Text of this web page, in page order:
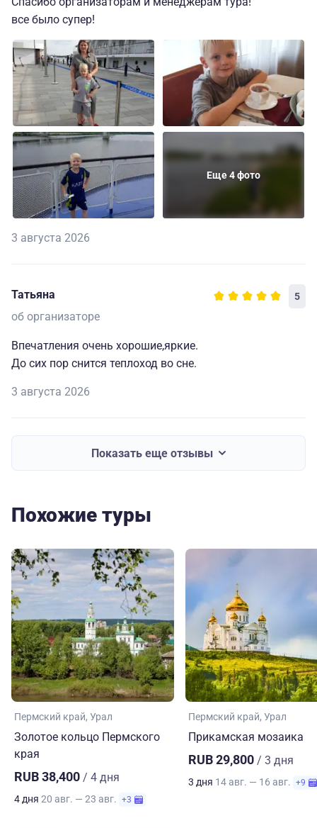
все было супер!
Еще 4 фото
3 августа 2026
Татьяна 5
об организаторе
Впечатления очень хорошие,яркие.
До сих пор снится теплоход во сне.
3 августа 2026
Показать еще отзывы
Похожие туры
Пермский край Урал
Золотое кольцо Пермского
края
RUB 38,400 / 4 дня
4 дня 20 авг. — 23 авг. +3
Пермский край Урал
Прикамская мозаика
RUB 29,800 / 3 дня
3 дня 14 авг. — 16 авг. +9